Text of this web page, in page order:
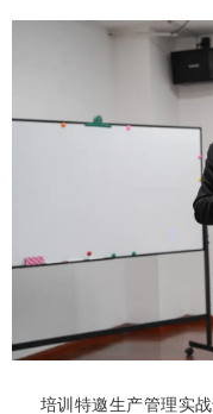
培训特邀生产管理实